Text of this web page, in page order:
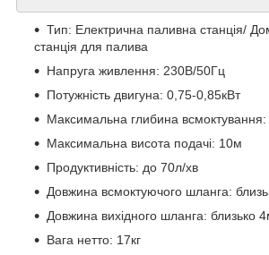
Тип: Електрична паливна станція/
станція для палива
Напруга живлення: 230В/50Гц
Потужність двигуна: 0,75-0,85кВт
Максимальна глибина
Максимальна висота подачі: 10м
Продуктивність: до 70л/хв
Довжина всмоктуючого шланга:
Довжина вихідного шланга: близько
Вага нетто: 17кг